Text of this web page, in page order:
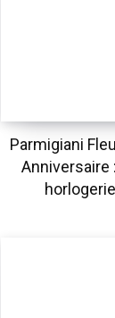
Parmigiani
Anniversaire